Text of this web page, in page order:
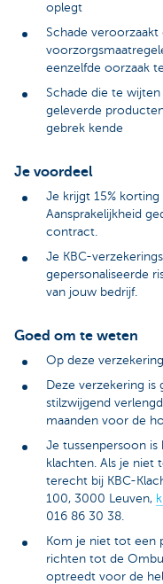
oplegt
Schade
eenzelfde oorzaak
Schade die te
geleverde
gebrek kende
Je voordeel
Je krijgt 15%
Aansprakelijkheid
contract.
Je KBC-
gepersonaliseerde
van jouw bedrijf.
Goed om te weten
Op deze
Deze verzekering
stilzwijgend
maanden voor de
Je tussenpersoon
klachten. Als je niet
terecht bij KBC-
100, 3000 Leuven,
016 86 30 38.
Kom je niet tot een
richten tot de
optreedt voor de